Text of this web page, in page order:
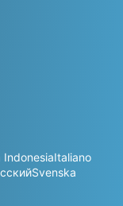
IndonesiaItaliano
Svenska